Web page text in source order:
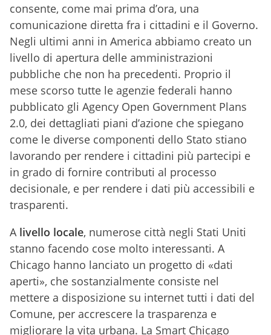
consente, come mai prima d’ora, una
comunicazione diretta fra i cittadini e il Governo.
Negli ultimi anni in America abbiamo creato un
livello di apertura delle amministrazioni
pubbliche che non ha precedenti. Proprio il
mese scorso tutte le agenzie federali hanno
pubblicato gli Agency Open Government Plans
2.0, dei dettagliati piani d’azione che spiegano
come le diverse componenti dello Stato stiano
lavorando per rendere i cittadini più partecipi e
in grado di fornire contributi al processo
decisionale, e per rendere i dati più accessibili e
trasparenti.
Alivello locale, numerose città negli Stati Uniti
stanno facendo cose molto interessanti. A
Chicago hanno lanciato un progetto di «dati
aperti», che sostanzialmente consiste nel
mettere a disposizione su internet tutti i dati del
Comune, per accrescere la trasparenza e
migliorare la vita urbana. La Smart Chicago